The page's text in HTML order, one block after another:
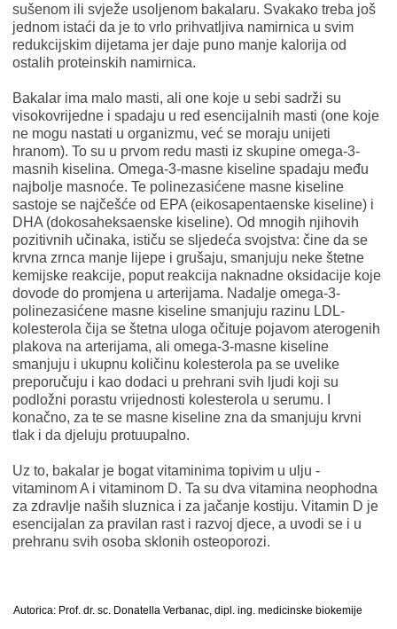
sušenom ili svježe usoljenom bakalaru. Svakako treba još
jednom istaći da je to vrlo prihvatljiva namirnica u svim
redukcijskim dijetama jer daje puno manje kalorija od
ostalih proteinskih namirnica.
Bakalar ima malo masti, ali one koje u sebi sadrži su
visokovrijedne i spadaju u red esencijalnih masti (one koje
ne mogu nastati u organizmu, već se moraju unijeti
hranom). To su u prvom redu masti iz skupine omega-3-
masnih kiselina. Omega-3-masne kiseline spadaju među
najbolje masnoće. Te polinezasićene masne kiseline
sastoje se najčešće od EPA (eikosapentaenske kiseline) i
DHA (dokosaheksaenske kiseline). Od mnogih njihovih
pozitivnih učinaka, ističu se sljedeća svojstva: čine da se
krvna zrnca manje lijepe i grušaju, smanjuju neke štetne
kemijske reakcije, poput reakcija naknadne oksidacije koje
dovode do promjena u arterijama. Nadalje omega-3-
polinezasićene masne kiseline smanjuju razinu LDL-
kolesterola čija se štetna uloga očituje pojavom aterogenih
plakova na arterijama, ali omega-3-masne kiseline
smanjuju i ukupnu količinu kolesterola pa se uvelike
preporučuju i kao dodaci u prehrani svih ljudi koji su
podložni porastu vrijednosti kolesterola u serumu. I
konačno, za te se masne kiseline zna da smanjuju krvni
tlak i da djeluju protuupalno.
Uz to, bakalar je bogat vitaminima topivim u ulju -
vitaminom A i vitaminom D. Ta su dva vitamina neophodna
za zdravlje naših sluznica i za jačanje kostiju. Vitamin D je
esencijalan za pravilan rast i razvoj djece, a uvodi se i u
prehranu svih osoba sklonih osteoporozi.
Autorica: Prof. dr. sc. Donatella Verbanac, dipl. ing. medicinske biokemije